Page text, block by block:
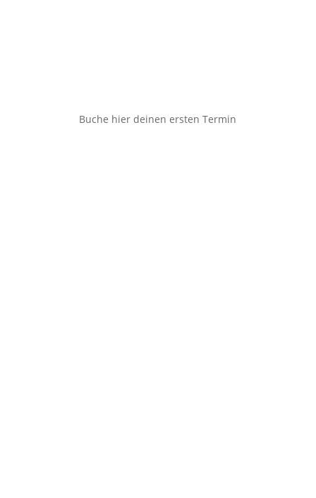
Buche hier deinen ersten Termin